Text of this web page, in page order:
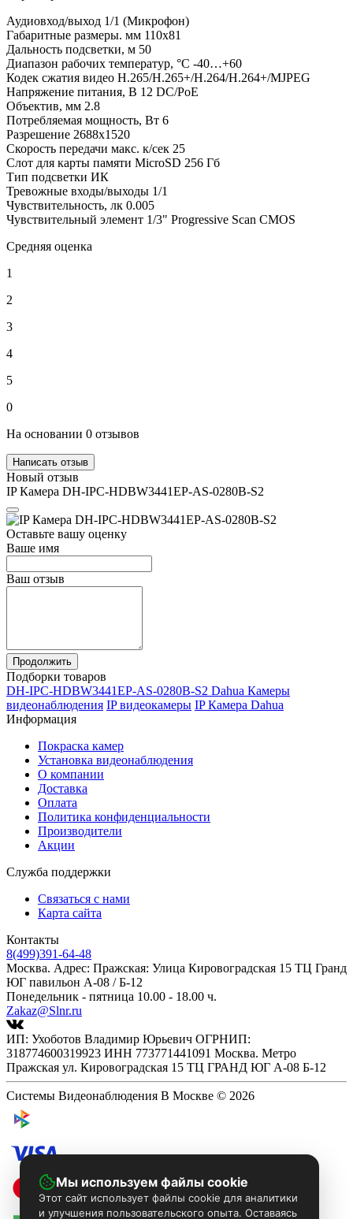
Аудиовход/выход 1/1 (Микрофон)
Габаритные размеры. мм 110х81
Дальность подсветки, м 50
Диапазон рабочих температур, °С -40…+60
Кодек сжатия видео H.265/H.265+/H.264/H.264+/MJPEG
Напряжение питания, В 12 DC/PoE
Объектив, мм 2.8
Потребляемая мощность, Вт 6
Разрешение 2688х1520
Скорость передачи макс. к/сек 25
Слот для карты памяти MicroSD 256 Гб
Тип подсветки ИК
Тревожные входы/выходы 1/1
Чувствительность, лк 0.005
Чувствительный элемент 1/3" Progressive Scan CMOS
Средняя оценка
1
2
3
4
5
0
На основании 0 отзывов
Написать отзыв
Новый отзыв
IP Камера DH-IPC-HDBW3441EP-AS-0280B-S2
Оставьте вашу оценку
Ваше имя
Ваш отзыв
Продолжить
Подборки товаров
DH-IPC-HDBW3441EP-AS-0280B-S2 Dahua Камеры
видеонаблюдения IP видеокамеры IP Камера Dahua
Информация
Покраска камер
Установка видеонаблюдения
О компании
Доставка
Оплата
Политика конфиденциальности
Производители
Акции
Служба поддержки
Связаться с нами
Карта сайта
Контакты
8(499)391-64-48
Москва. Адрес: Пражская: Улица Кировоградская 15 ТЦ Гранд
ЮГ павильон А-08 / Б-12
Понедельник - пятница 10.00 - 18.00 ч.
Zakaz@Slnr.ru
ИП: Ухоботов Владимир Юрьевич ОГРНИП:
318774600319923 ИНН 773771441091 Москва. Метро
Пражская ул. Кировоградская 15 ТЦ ГРАНД ЮГ А-08 Б-12
Системы Видеонаблюдения В Москве © 2026
Мы используем файлы cookie
Этот сайт использует файлы cookie для аналитики
и улучшения пользовательского опыта. Оставаясь